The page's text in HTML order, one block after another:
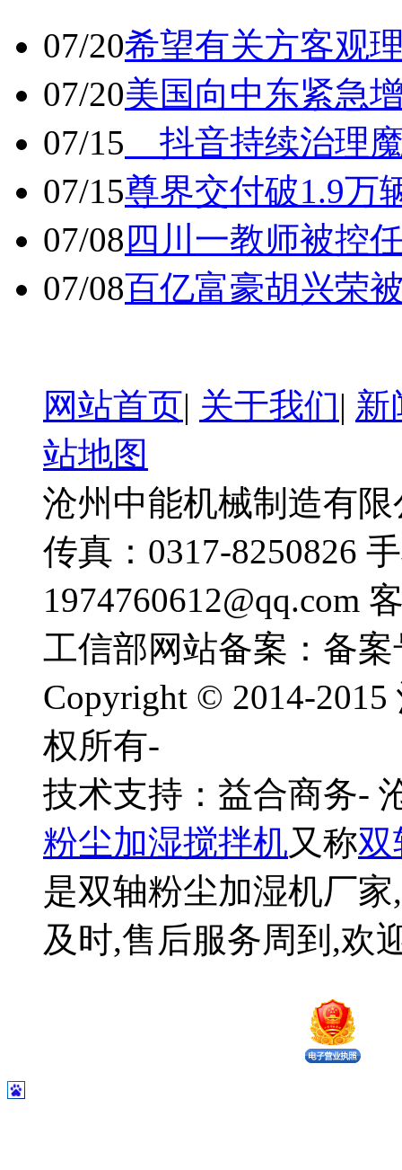
07/20希望有关方客观
07/20美国向中东紧急
07/15 抖音持续治理
07/15尊界交付破1.9万
07/08 四川一教师被控
07/08百亿富豪胡兴荣
网站首页| 关于我们| 新
站地图
沧州中能机械制造有限
传真：0317-8250826
1974760612@qq.com
工信部网站备案：备案
Copyright © 2014-
权所有-
技术支持：益合商务-
粉尘加湿搅拌机又称双
是双轴粉尘加湿机厂
及时,售后服务周到,欢